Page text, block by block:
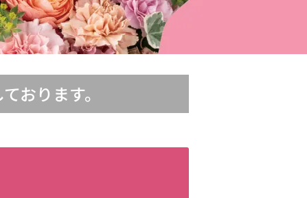
おります。